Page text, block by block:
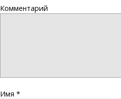
Комментарий
Имя *